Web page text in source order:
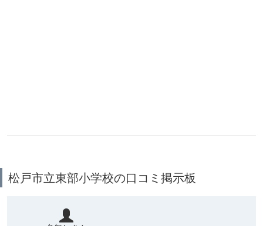
松戸市立東部小学校の口コミ掲示板